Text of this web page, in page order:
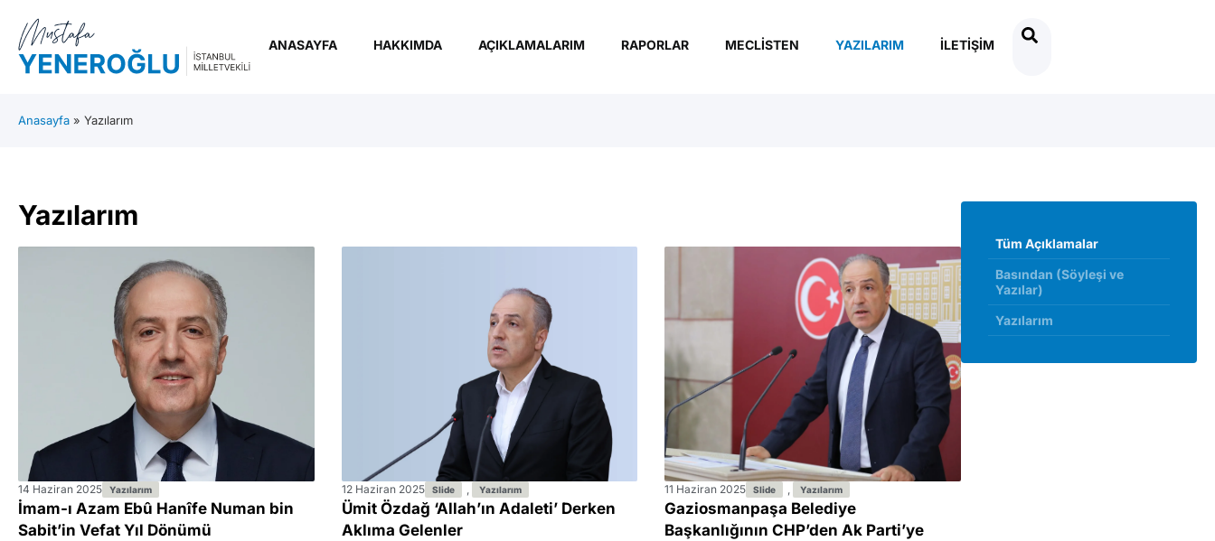
ANASAYFA HAKKIMDA AÇIKLAMALARIM RAPORLAR MECLISTEN YAZILARIM İLETIŞIM
Anasayfa » Yazılarım
Yazılarım
14 Haziran 2025 Yazılarım
İmam-ı Azam Ebû Hanîfe Numan bin
Sabit’in Vefat Yıl Dönümü
12 Haziran 2025 Slide Yazılarım
Ümit Özdağ ‘Allah’ın Adaleti’ Derken
Aklıma Gelenler
11 Haziran 2025 Slide Yazılarım
Gaziosmanpaşa Belediye
Başkanlığının CHP’den Ak Parti’ye
Basından (Söyleşi ve
Yazılar)
Yazılarım
Tüm Açıklamalar